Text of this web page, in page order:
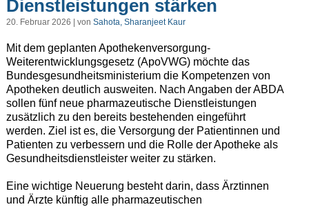
Dienstleistungen stärken
20. Februar 2026 | von Sahota, Sharanjeet Kaur
Mit dem geplanten Apothekenversorgung-
Weiterentwicklungsgesetz (ApoVWG) möchte das
Bundesgesundheitsministerium die Kompetenzen von
Apotheken deutlich ausweiten. Nach Angaben der ABDA
sollen fünf neue pharmazeutische Dienstleistungen
zusätzlich zu den bereits bestehenden eingeführt
werden. Ziel ist es, die Versorgung der Patientinnen und
Patienten zu verbessern und die Rolle der Apotheke als
Gesundheitsdienstleister weiter zu stärken.
Eine wichtige Neuerung besteht darin, dass Ärztinnen
und Ärzte künftig alle pharmazeutischen